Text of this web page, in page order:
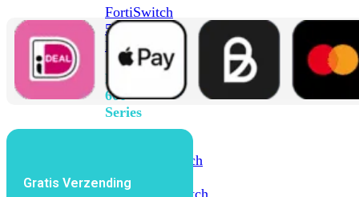
FortiSwitch
548D-
FPOE
FortiSwitch
600
Series
FortiSwitch
624F-
FPOE
FortiSwitch
Gratis Verzending